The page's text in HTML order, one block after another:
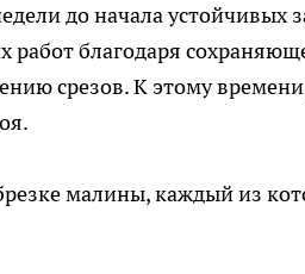
до начала устойчивых
работ благодаря
срезов. К этому
малины, каждый из